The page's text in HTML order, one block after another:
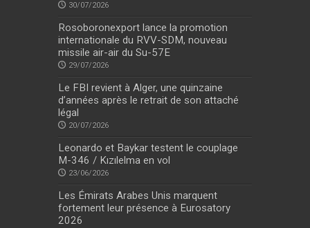
30/07/2026
Rosoboronexport lance la promotion
internationale du RVV-SDM, nouveau
missile air-air du Su-57E
29/07/2026
Le FBI revient à Alger, une quinzaine
d’années après le retrait de son attaché
légal
20/07/2026
Leonardo et Baykar testent le couplage
M-346 / Kızılelma en vol
23/06/2026
Les Émirats Arabes Unis marquent
fortement leur présence à Eurosatory
2026